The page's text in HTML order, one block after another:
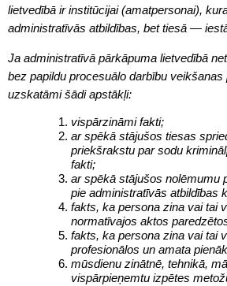
lietvedībā ir institūcijai (amatpersonai),
administratīvās atbildības, bet tiesā —
Ja administratīvā pārkāpuma lietvedībā
bez papildu procesuālo darbību veikšanas
uzskatāmi šādi apstākļi:
vispārzināmi fakti;
ar spēkā stājušos tiesas
priekšrakstu par sodu
fakti;
ar spēkā stājušos nolēmumu
pie administratīvās atbildības
fakts, ka persona zina vai tai
normatīvajos aktos
fakts, ka persona zina vai tai
profesionālos un amata
mūsdienu zinātnē, tehnikā,
vispārpieņemtu izpētes